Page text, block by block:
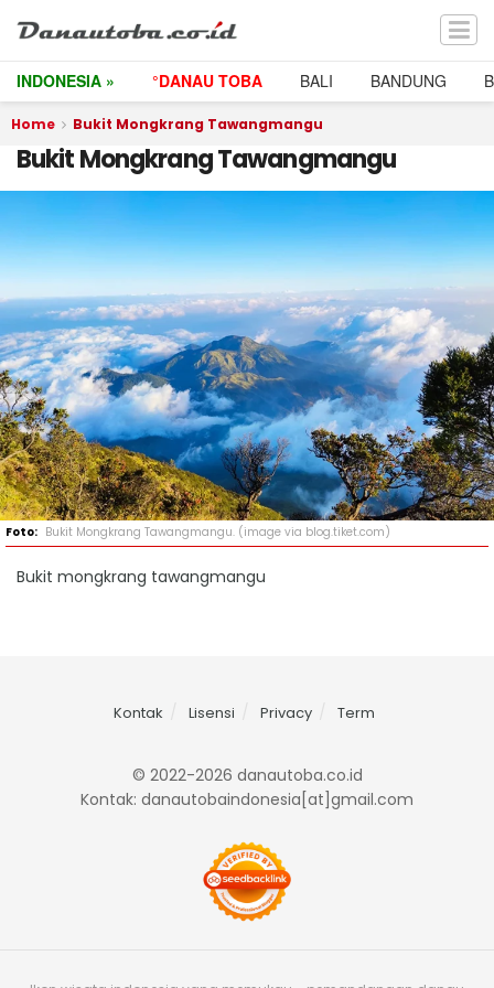
INDONESIA » °DANAU TOBA BALI BANDUNG
Home Bukit Mongkrang Tawangmangu
Bukit Mongkrang Tawangmangu
Bukit Mongkrang Tawangmangu. (image via blog.tiket.com)
Bukit mongkrang tawangmangu
Kontak Lisensi Privacy Term
© 2022-2026 danautoba.co.id
Kontak: danautobaindonesia[at]gmail.com